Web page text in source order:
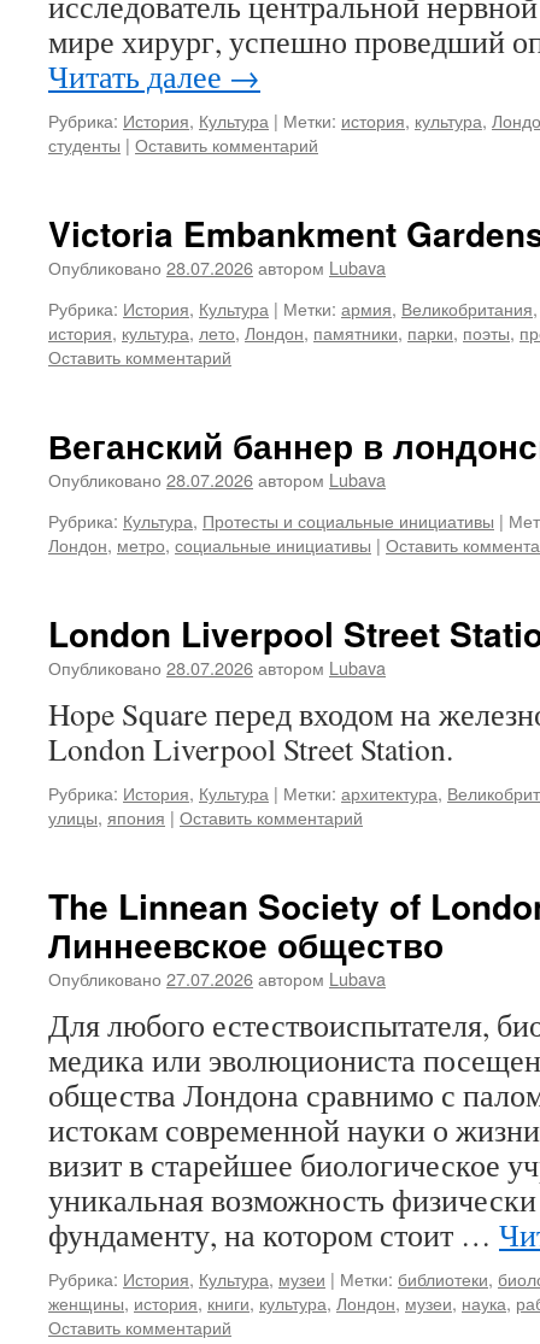
мире хирург, успешно проведший
Читать далее →
Рубрика: История, Культура | Метки: история, культура,
студенты | Оставить комментарий
Victoria Embankment
Опубликовано 28.07.2026автором Lubava
Рубрика: История, Культура | Метки: армия, Великобритания
история, культура, лето, Лондон, памятники, парки, поэты,
Оставить комментарий
Веганский баннер в
Опубликовано 28.07.2026автором Lubava
Рубрика: Культура, Протесты и социальные инициативы |
Лондон, метро, социальные инициативы | Оставить
London Liverpool Street
Опубликовано 28.07.2026автором Lubava
Hope Square перед входом на
London Liverpool Street Station.
Рубрика: История, Культура | Метки: архитектура,
улицы, япония | Оставить комментарий
The Linnean Society of
Линнеевское общество
Опубликовано 27.07.2026автором Lubava
Для любого естествоиспытателя,
медика или эволюциониста
общества Лондона сравнимо с
истокам современной науки о
визит в старейшее биологическое
уникальная возможность
фундаменту, на котором стоит …
Рубрика: История, Культура, музеи | Метки: библиотеки,
женщины, история, книги, культура, Лондон, музеи, наука,
Оставить комментарий